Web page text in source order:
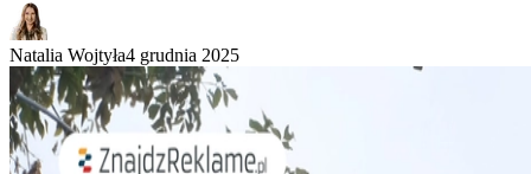
Natalia Wojtyła4 grudnia 2025